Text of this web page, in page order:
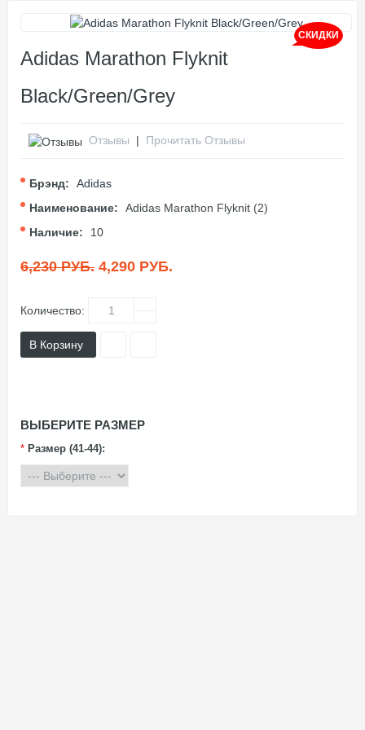
СКИДКИ
Adidas Marathon Flyknit
Black/Green/Grey
Отзывы | Прочитать Отзывы
Брэнд:
Adidas
Наименование:
Adidas Marathon Flyknit (2)
Наличие:
10
6,230 РУБ. 4,290 РУБ.
Количество:
В Корзину
ВЫБЕРИТЕ РАЗМЕР
* Размер (41-44):